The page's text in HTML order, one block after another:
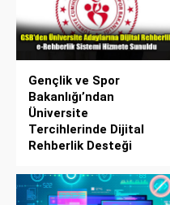
Gençlik ve Spor
Bakanlığı’ndan
Üniversite
Tercihlerinde Dijital
Rehberlik Desteği